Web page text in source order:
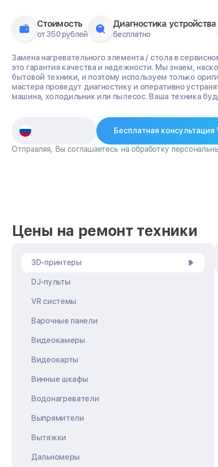
Стоимость
от 350 рублей
Диагностика устройства
бесплатно
Замена нагревательного элемента / стола в
это гарантия качества и надежности. Мы знаем,
бытовой техники, и поэтому используем только
мастера проведут диагностику и оперативно
машина, холодильник или пылесос. Ваша техника
Бесплатная консультация
Отправляя, Вы соглашаетесь на обработку
Цены на ремонт техники
3D-принтеры
DJ-пульты
VR системы
Варочные панели
Видеокамеры
Видеокарты
Винные шкафы
Водонагреватели
Выпрямители
Вытяжки
Дальномеры